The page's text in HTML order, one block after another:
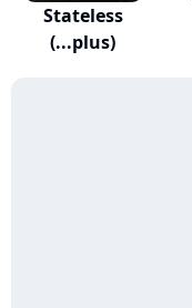
Stateless
(...plus)